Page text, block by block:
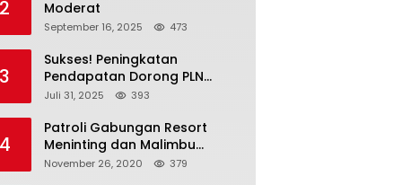
2
Moderat
September 16, 2025 473
3
Sukses! Peningkatan
Pendapatan Dorong PLN
Masuk Fortune Global 500
Juli 31, 2025 393
4
Patroli Gabungan Resort
Meninting dan Malimbu
Bersama TNI – POLRI
November 26, 2020 379